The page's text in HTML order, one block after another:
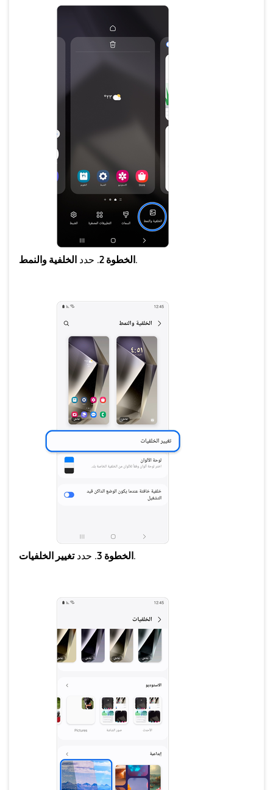
الخطوة 2 . حدد الخلفية والنمط .
الخطوة 3 . حدد تغيير الخلفيات .